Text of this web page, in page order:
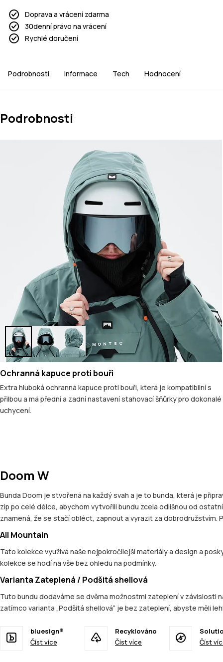
Doprava a vrácení zdarma
30denní právo na vrácení
Rychlé doručení
Podrobnosti Informace Tech Hodnocení
Podrobnosti
Ochranná kapuce proti bouři
Extra hluboká ochranná kapuce proti bouři, která je kompatibilní s
přilbou a má přední a zadní nastavení stahovací šňůrky pro dokonalé
uchycení.
Doom W
Bunda Doom je stvořená na každý svah a je to bunda, která je
zip po celé délce, abychom vytvořili bundu zcela odlišnou od
znamená, že se stačí obléct, zapnout a vyrazit za dobrodružstvím.
All Mountain
Tato kolekce využívá naše nejpokročilejší materiály a design a
kolekce se hodí na vše bez ohledu na podmínky.
Varianta Zateplená / Podšitá shellová
Tuto bundu dodáváme se dvěma možnostmi zateplení v závislosti
zatímco varianta „Podšitá shellová“ je bez zateplení, abyste měli
bluesign®
Číst více
Recyklováno
Číst více
Číst